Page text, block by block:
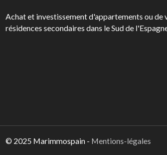
Achat et investissement d'appartements ou de
résidences secondaires dans le Sud de
© 2025 Marimmospain - Mentions-légales